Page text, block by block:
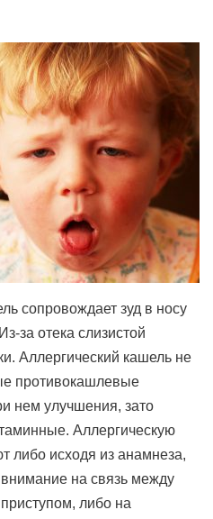
сопровождает зуд в носу
за отека слизистой
Аллергический кашель не
противокашлевые
нем улучшения, зато
Аллергическую
либо исходя из анамнеза,
на связь между
либо на